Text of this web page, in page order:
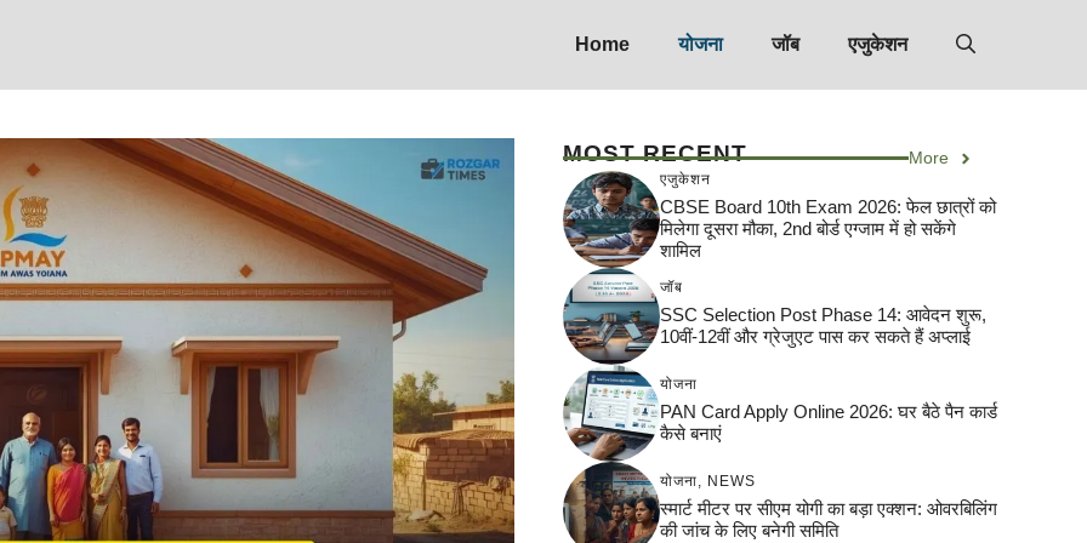
Home योजना जॉब एजुकेशन
MOST RECENT More
एजुकेशन
CBSE Board 10th Exam 2026: फेल छात्रों को
मिलेगा दूसरा मौका, 2nd बोर्ड एग्जाम में हो सकेंगे
शामिल
जॉब
SSC Selection Post Phase 14: आवेदन शुरू,
10वीं-12वीं और ग्रेजुएट पास कर सकते हैं अप्लाई
योजना
PAN Card Apply Online 2026: घर बैठे पैन कार्ड
कैसे बनाएं
योजना NEWS
स्मार्ट मीटर पर सीएम योगी का बड़ा एक्शन: ओवरबिलिंग
की जांच के लिए बनेगी समिति